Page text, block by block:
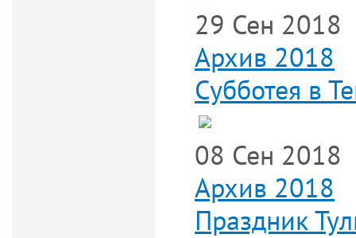
29 Сен 2018
Архив 2018
Субботея в
08 Сен 2018
Архив 2018
Праздник